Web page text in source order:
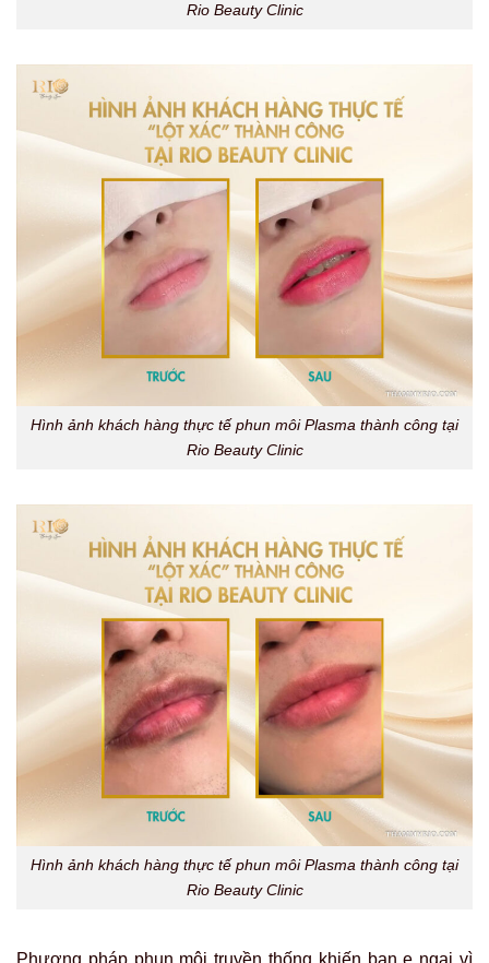
Rio Beauty Clinic
Hình ảnh khách hàng thực tế phun môi Plasma thành công tại
Rio Beauty Clinic
Hình ảnh khách hàng thực tế phun môi Plasma thành công tại
Rio Beauty Clinic
Phương pháp phun môi truyền thống khiến bạn e ngại vì